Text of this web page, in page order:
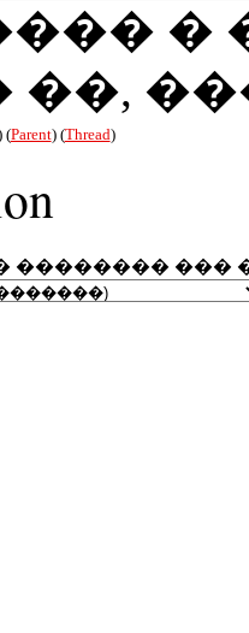
�
��,
(Parent) (Thread)
�������� ���